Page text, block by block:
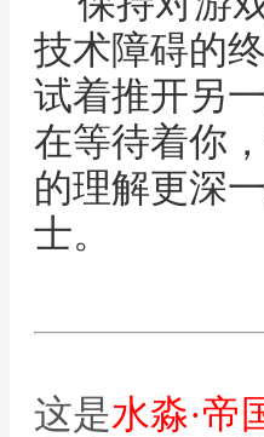
技术障碍的
试着推开另
在等待着你
的理解更深
士。
这是水淼·帝